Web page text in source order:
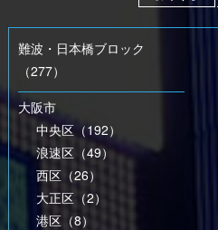
難波・日本橋ブロック
（277）
大阪市
中央区（192）
浪速区（49）
西区（26）
大正区（2）
港区（8）